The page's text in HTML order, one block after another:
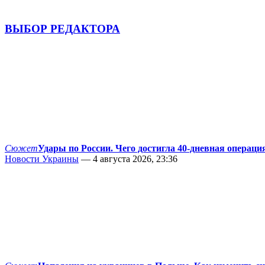
ВЫБОР РЕДАКТОРА
СюжетУдары по России. Чего достигла 40-дневная
Новости Украины — 4 августа 2026, 23:36